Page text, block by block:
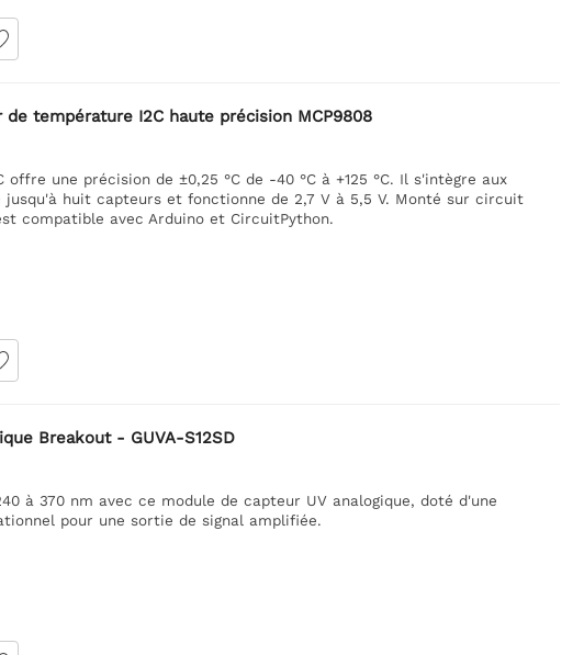
température I2C haute précision MCP9808
une précision de ±0,25 °C de -40 °C à +125 °C. Il s'intègre aux
huit capteurs et fonctionne de 2,7 V à 5,5 V. Monté sur circuit
compatible avec Arduino et CircuitPython.
Breakout - GUVA-S12SD
à 370 nm avec ce module de capteur UV analogique, doté d'une
pour une sortie de signal amplifiée.